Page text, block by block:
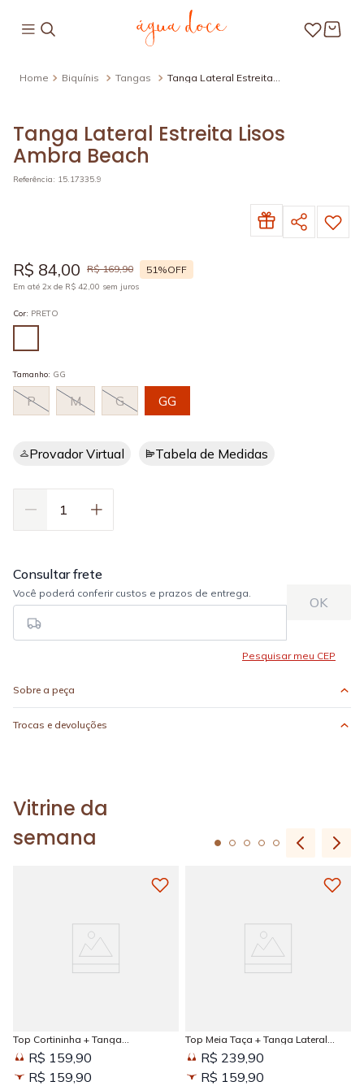
Biquínis Tangas
Tanga Lateral Estreita
Tanga Lateral Estreita Lisos
Ambra Beach
Referência: 15.17335.9
R$ 84,00 R$ 169,90 51%OFF
Em até 2x de R$ 42,00 sem juros
Cor: PRETO
Tamanho: GG
P M G GG
Provador Virtual Tabela de Medidas
Sobre a peça
Trocas e devoluções
Vitrine da
semana
Top Cortininha + Tanga
Amarradinha Estampada Sun
KissedR$ 159,90
R$ 159,90
Top Meia Taça + Tanga Lateral
Larga Estampada Sun Kissed
R$ 239,90
R$ 159,90